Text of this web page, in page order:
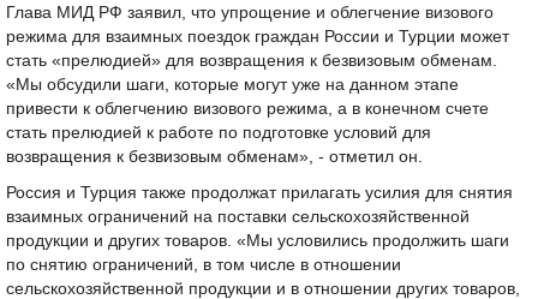
Глава МИД РФ заявил, что упрощение и облегчение визового
режима для взаимных поездок граждан России и Турции может
стать «прелюдией» для возвращения к безвизовым обменам.
«Мы обсудили шаги, которые могут уже на данном этапе
привести к облегчению визового режима, а в конечном счете
стать прелюдией к работе по подготовке условий для
возвращения к безвизовым обменам», - отметил он.
Россия и Турция также продолжат прилагать усилия для снятия
взаимных ограничений на поставки сельскохозяйственной
продукции и других товаров. «Мы условились продолжить шаги
по снятию ограничений, в том числе в отношении
сельскохозяйственной продукции и в отношении других товаров,